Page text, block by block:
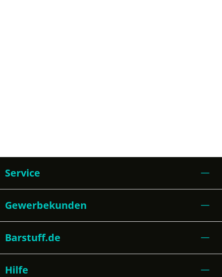
Service
Gewerbekunden
Barstuff.de
Hilfe